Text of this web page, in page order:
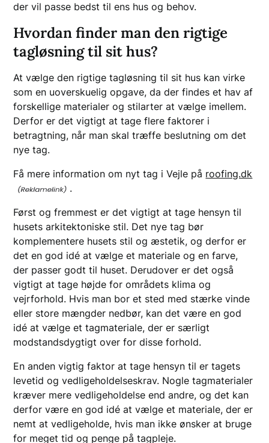
der vil passe bedst til ens hus og behov.
Hvordan finder man den rigtige
tagløsning til sit hus?
At vælge den rigtige tagløsning til sit hus kan virke
som en uoverskuelig opgave, da der findes et hav af
forskellige materialer og stilarter at vælge imellem.
Derfor er det vigtigt at tage flere faktorer i
betragtning, når man skal træffe beslutning om det
nye tag.
Få mere information om nyt tag i Vejle på roofing.dk
.
Først og fremmest er det vigtigt at tage hensyn til
husets arkitektoniske stil. Det nye tag bør
komplementere husets stil og æstetik, og derfor er
det en god idé at vælge et materiale og en farve,
der passer godt til huset. Derudover er det også
vigtigt at tage højde for områdets klima og
vejrforhold. Hvis man bor et sted med stærke vinde
eller store mængder nedbør, kan det være en god
idé at vælge et tagmateriale, der er særligt
modstandsdygtigt over for disse forhold.
En anden vigtig faktor at tage hensyn til er tagets
levetid og vedligeholdelseskrav. Nogle tagmaterialer
kræver mere vedligeholdelse end andre, og det kan
derfor være en god idé at vælge et materiale, der er
nemt at vedligeholde, hvis man ikke ønsker at bruge
for meget tid og penge på tagpleje.